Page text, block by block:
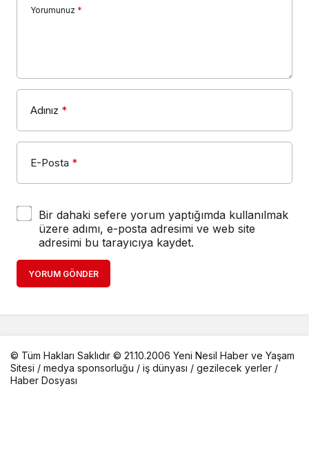
Yorumunuz *
Adınız *
E-Posta *
Bir dahaki sefere yorum yaptığımda kullanılmak
üzere adımı, e-posta adresimi ve web site
adresimi bu tarayıcıya kaydet.
YORUM GÖNDER
© Tüm Hakları Saklıdır © 21.10.2006 Yeni Nesil Haber ve Yaşam
Sitesi / medya sponsorluğu / iş dünyası / gezilecek yerler /
Haber Dosyası